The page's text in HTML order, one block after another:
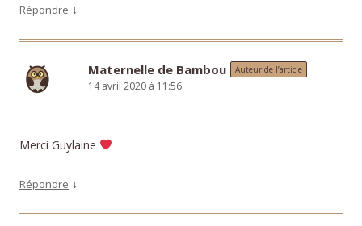
Répondre ↓
Maternelle de Bambou Auteur de l’article
14 avril 2020 à 11:56
Merci Guylaine
Répondre ↓